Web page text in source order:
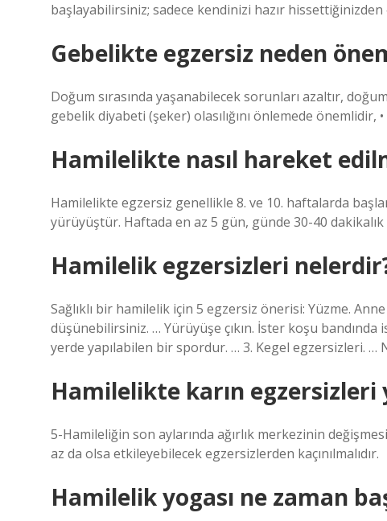
başlayabilirsiniz; sadece kendinizi hazır
Gebelikte egzersiz neden
Doğum sırasında yaşanabilecek sorunları azaltır,
gebelik diyabeti (şeker) olasılığını önlemede önemlidir,
Hamilelikte nasıl hareket
Hamilelikte egzersiz genellikle 8. ve 10. haftalarda
yürüyüştür. Haftada en az 5 gün, günde 30-40
Hamilelik egzersizleri
Sağlıklı bir hamilelik için 5 egzersiz önerisi: Yüzme.
düşünebilirsiniz. … Yürüyüşe çıkın. İster koşu
yerde yapılabilen bir spordur. … 3. Kegel egzersizleri. …
Hamilelikte karın egzersizleri
5-Hamileliğin son aylarında ağırlık merkezinin
az da olsa etkileyebilecek egzersizlerden kaçınılmalıdır.
Hamilelik yogası ne zaman